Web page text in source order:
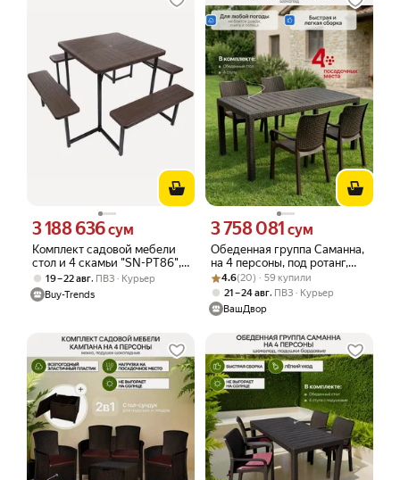
Комплект садовой мебели
стол и 4 скамьи "SN-PT86",
цвет кофейный, прочный
пластик и металл, 86х86х74
см
Цена 3188636 сум вместо
3 188 636сум
19 – 22 авг, ПВЗ
Курьер
Buy-Trends
Обеденная группа Саманна,
на 4 персоны, под ротанг,
шоколад
Цена 3758081 сум вместо
3 758 081 сум
Рейтинг товара: 4.6 из 5
Оценок: (20) · 59 купили
4.6(20) · 59 купили
21 – 24 авг, ПВЗ
Курьер
ВашДвор